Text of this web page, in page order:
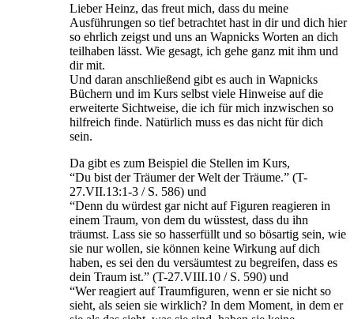
Lieber Heinz, das freut mich, dass du meine
Ausführungen so tief betrachtet hast in dir und dich hier
so ehrlich zeigst und uns an Wapnicks Worten an dich
teilhaben lässt. Wie gesagt, ich gehe ganz mit ihm und
dir mit.
Und daran anschließend gibt es auch in Wapnicks
Büchern und im Kurs selbst viele Hinweise auf die
erweiterte Sichtweise, die ich für mich inzwischen so
hilfreich finde. Natürlich muss es das nicht für dich
sein.
Da gibt es zum Beispiel die Stellen im Kurs,
“Du bist der Träumer der Welt der Träume.” (T-
27.VII.13:1-3 / S. 586) und
“Denn du würdest gar nicht auf Figuren reagieren in
einem Traum, von dem du wüsstest, dass du ihn
träumst. Lass sie so hasserfüllt und so bösartig sein, wie
sie nur wollen, sie können keine Wirkung auf dich
haben, es sei den du versäumtest zu begreifen, dass es
dein Traum ist.” (T-27.VIII.10 / S. 590) und
“Wer reagiert auf Traumfiguren, wenn er sie nicht so
sieht, als seien sie wirklich? In dem Moment, in dem er